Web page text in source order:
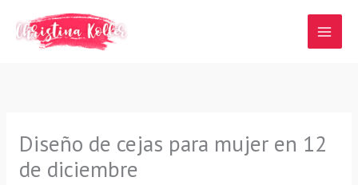
contenido
Diseño de cejas para mujer en 12
de diciembre